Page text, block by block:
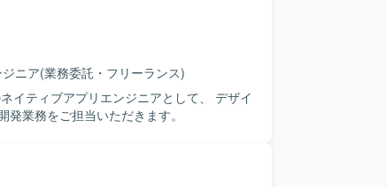
ニア(業務委託・フリーランス)
イティブアプリエンジニアとして、 デザイ
業務をご担当いただきます。